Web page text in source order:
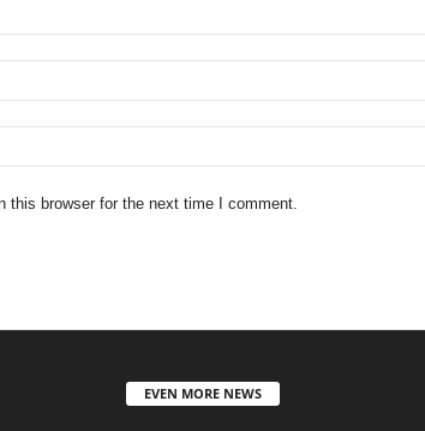
this browser for the next time I comment.
EVEN MORE NEWS